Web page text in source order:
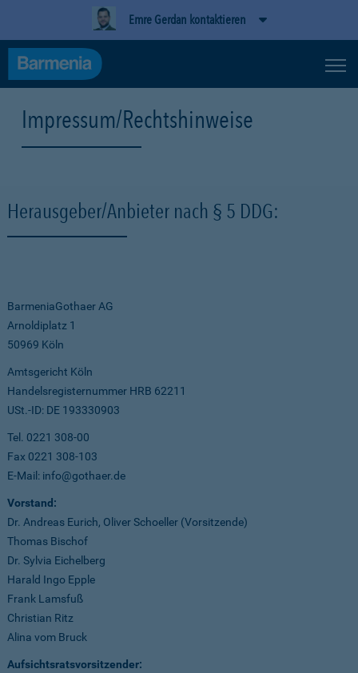
Emre Gerdan kontaktieren
Impressum/Rechtshinweise
Herausgeber/Anbieter nach § 5 DDG:
BarmeniaGothaer AG
Arnoldiplatz 1
50969 Köln
Amtsgericht Köln
Handelsregisternummer HRB 62211
USt.-ID: DE 193330903
Tel. 0221 308-00
Fax 0221 308-103
E-Mail: info@gothaer.de
Vorstand:
Dr. Andreas Eurich, Oliver Schoeller (Vorsitzende)
Thomas Bischof
Dr. Sylvia Eichelberg
Harald Ingo Epple
Frank Lamsfuß
Christian Ritz
Alina vom Bruck
Aufsichtsratsvorsitzender: